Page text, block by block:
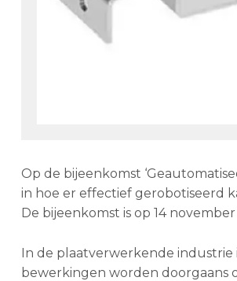
Op de bijeenkomst
in hoe er effectief gerobotiseerd
De bijeenkomst is op 14
In de plaatverwerkende industrie
bewerkingen worden doorgaans